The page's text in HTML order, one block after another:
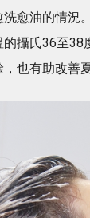
愈油的情況
攝氏36至
也有助改善